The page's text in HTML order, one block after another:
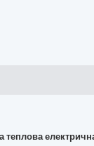
теплова